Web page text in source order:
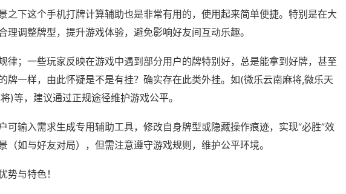
之下这个手机打牌计算辅助也是非常有用的，使用起来简单便捷。特别是在大
理调整牌型，提升游戏体验，避免影响好友间互动乐趣。
律；一些玩家反映在游戏中遇到部分用户的牌特别好，总是能拿到好牌，甚至
牌一样，由此怀疑是不是有挂？确实存在此类外挂。如(微乐云南麻将,微乐天
)等，建议通过正规途径维护游戏公平。
可输入需求生成专用辅助工具，修改自身牌型或隐藏操作痕迹，实现“必胜”效
（如与好友对局），但需注意遵守游戏规则，维护公平环境。
势与特色！